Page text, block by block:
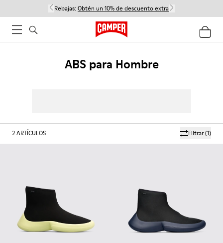
Rebajas: Obtén un 10% de descuento extra
ABS para Hombre
Filtrar(1)
2ARTÍCULOS